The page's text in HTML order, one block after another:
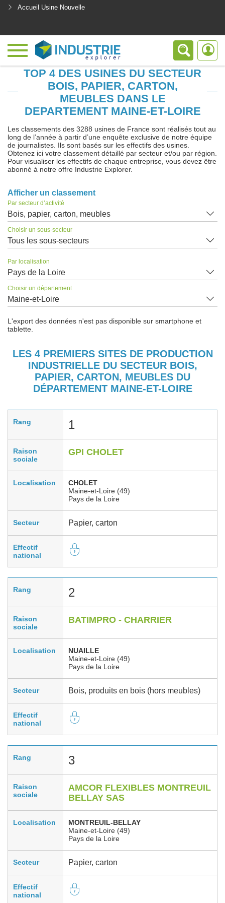
Accueil Usine Nouvelle
TOP 4 DES USINES DU SECTEUR
BOIS, PAPIER, CARTON,
MEUBLES DANS LE
DEPARTEMENT MAINE-ET-LOIRE
Les classements des 3288 usines de France sont réalisés tout au
long de l’année à partir d’une enquête exclusive de notre équipe
de journalistes. Ils sont basés sur les effectifs des usines.
Obtenez ici votre classement détaillé par secteur et/ou par région.
Pour visualiser les effectifs de chaque entreprise, vous devez être
abonné à notre offre Industrie Explorer.
Afficher un classement
Par secteur d’activité
Bois, papier, carton, meubles
Choisir un sous-secteur
Tous les sous-secteurs
Par localisation
Pays de la Loire
Choisir un département
Maine-et-Loire
L'export des données n'est pas disponible sur smartphone et
tablette.
LES 4 PREMIERS SITES DE PRODUCTION
INDUSTRIELLE DU SECTEUR BOIS,
PAPIER, CARTON, MEUBLES DU
DÉPARTEMENT MAINE-ET-LOIRE
Rang 1
Raison
sociale
GPI CHOLET
Localisation
CHOLET
Maine-et-Loire (49)
Pays de la Loire
Secteur Papier, carton
Effectif
national
Rang 2
Raison
sociale
BATIMPRO - CHARRIER
Localisation
NUAILLE
Maine-et-Loire (49)
Pays de la Loire
Secteur Bois, produits en bois (hors meubles)
Effectif
national
Rang 3
Raison
sociale
AMCOR FLEXIBLES MONTREUIL
BELLAY SAS
Localisation
MONTREUIL-BELLAY
Maine-et-Loire (49)
Pays de la Loire
Secteur Papier, carton
Effectif
national